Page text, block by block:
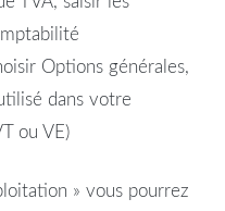
Options générales,
dans votre
ou VE)
» vous pourrez